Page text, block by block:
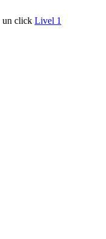
un click Livel 1